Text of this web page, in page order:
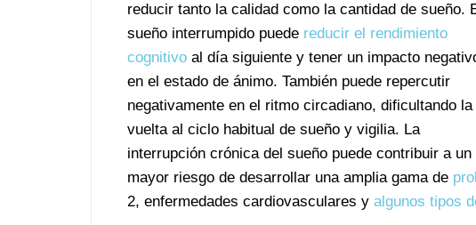
reducir tanto la calidad como la cantidad de sueño.
sueño interrumpido puede reducir el rendimiento
cognitivo al día siguiente y tener un impacto
en el estado de ánimo. También puede repercutir
negativamente en el ritmo circadiano, dificultando la
vuelta al ciclo habitual de sueño y vigilia. La
interrupción crónica del sueño puede contribuir a un
mayor riesgo de desarrollar una amplia gama de
2, enfermedades cardiovasculares y algunos tipos